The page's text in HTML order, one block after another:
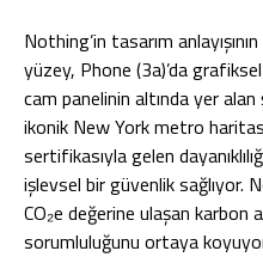
Nothing’in tasarım
yüzey, Phone (3a)’da
cam panelinin altında yer
ikonik New York metro
sertifikasıyla gelen
işlevsel bir güvenlik sağlıyor.
CO₂e değerine ulaşan karbon
sorumluluğunu ortaya